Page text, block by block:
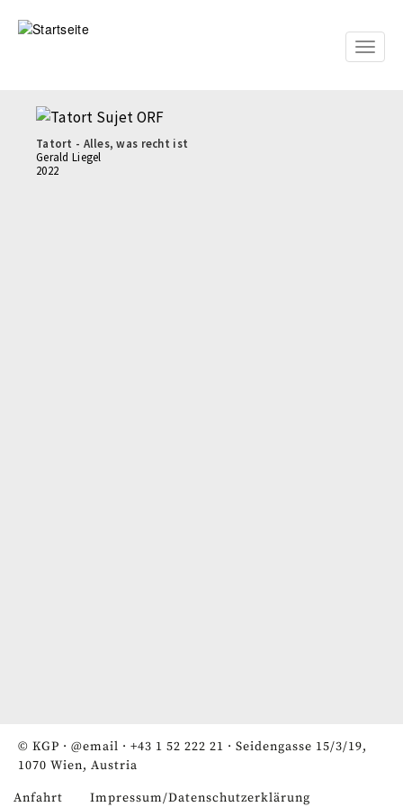
zum
Toggle
Tatort - Alles, was recht ist
Gerald Liegel
2022
© KGP · @email · +43 1 52 222 21 · Seidengasse 15/3/19,
1070 Wien, Austria
Anfahrt Impressum/Datenschutzerklärung